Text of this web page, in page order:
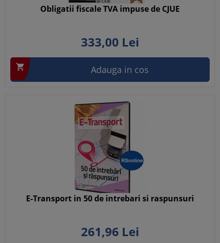
Obligatii fiscale TVA impuse de CJUE
333,00 Lei
 Adauga in cos
E-Transport in 50 de intrebari si raspunsuri
261,96 Lei